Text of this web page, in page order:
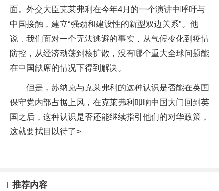
面。外交大臣克莱弗利在今年4月的一个演讲中呼吁与
中国接触，建立“强劲和建设性的新型双边关系”。他
说，我们面对一个无法逃避的事实，从气候变化到疫情
防控，从经济动荡到核扩散，没有哪个重大全球问题能
在中国缺席的情况下得到解决。
但是，苏纳克与克莱弗利的这种认识是否能在英国
保守党内部占据上风，在克莱弗利叩响中国大门回到英
国之后，这种认识是否还能继续指引他们的对华政策，
这就要拭目以待了>
推荐内容